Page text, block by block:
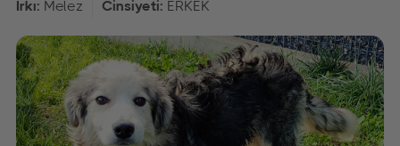
Irkı: Melez Cinsiyeti: ERKEK